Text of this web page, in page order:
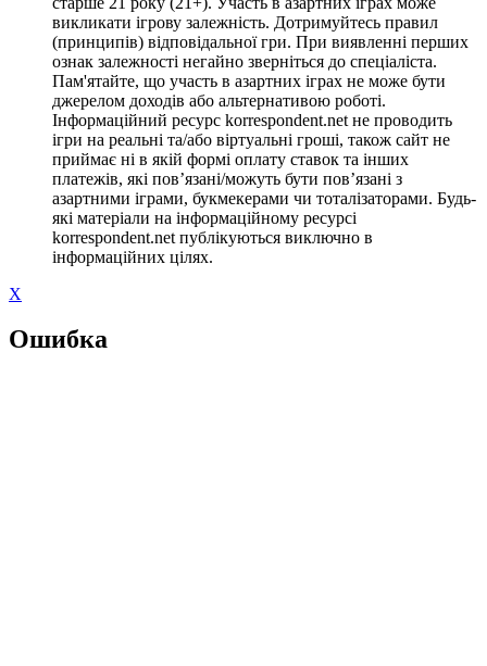
викликати ігрову залежність. Дотримуйтесь правил
(принципів) відповідальної гри. При виявленні перших
ознак залежності негайно зверніться до спеціаліста.
Пам'ятайте, що участь в азартних іграх не може бути
джерелом доходів або альтернативою роботі.
Інформаційний ресурс korrespondent.net не проводить
ігри на реальні та/або віртуальні гроші, також сайт не
приймає ні в якій формі оплату ставок та інших
платежів, які пов’язані/можуть бути пов’язані з
азартними іграми, букмекерами чи тоталізаторами. Будь-
які матеріали на інформаційному ресурсі
korrespondent.net публікуються виключно в
інформаційних цілях.
X
Ошибка